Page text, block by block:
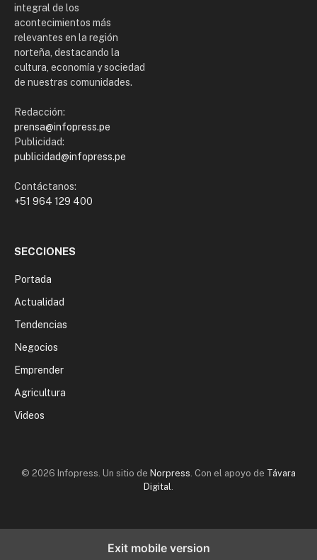
integral de los
acontecimientos más
relevantes en la región
norteña, destacando la
cultura, economía y sociedad
de nuestras comunidades.
Redacción:
prensa@infopress.pe
Publicidad:
publicidad@infopress.pe
Contáctanos:
+51 964 129 400
SECCIONES
Portada
Actualidad
Tendencias
Negocios
Emprender
Agricultura
Videos
© 2026 Infopress. Un sitio de Norpress. Con el apoyo de Távara
Digital.
Exit mobile version